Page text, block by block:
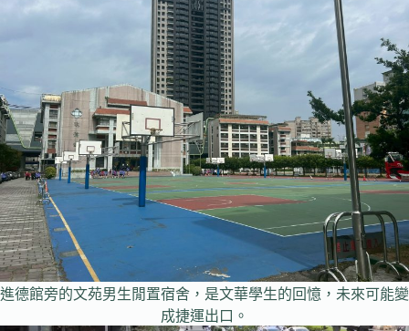
進德館旁的文苑男生閒置宿舍，是文華學生的回憶，未來可能變
成捷運出口。